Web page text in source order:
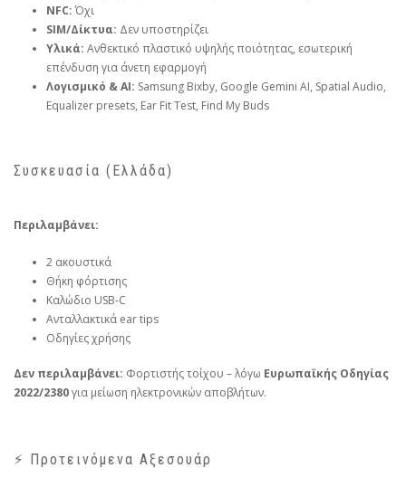
NFC:Όχι
SIM/Δίκτυα: Δεν υποστηρίζει
Υλικά: Ανθεκτικό πλαστικό υψηλής ποιότητας, εσωτερική
επένδυση για άνετη εφαρμογή
Λογισμικό & AI: Samsung Bixby, Google Gemini AI, Spatial Audio,
Equalizer presets, Ear Fit Test, Find My Buds
Συσκευασία (Ελλάδα)
Περιλαμβάνει:
2 ακουστικά
Θήκη φόρτισης
Καλώδιο USB-C
Ανταλλακτικά ear tips
Οδηγίες χρήσης
Δεν περιλαμβάνει: Φορτιστής τοίχου – λόγω Ευρωπαϊκής Οδηγίας
2022/2380για μείωση ηλεκτρονικών αποβλήτων.
⚡ Προτεινόμενα Αξεσουάρ